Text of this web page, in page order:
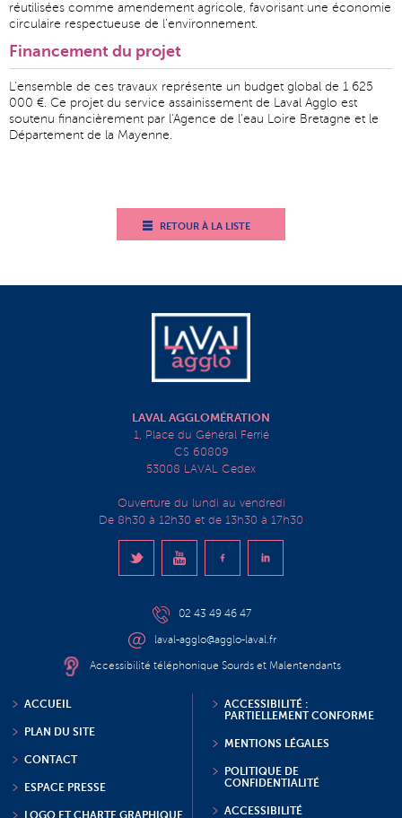
réutilisées comme amendement agricole, favorisant une économie
circulaire respectueuse de l'environnement.
Financement du projet
L'ensemble de ces travaux représente un budget global de 1 625
000 €. Ce projet du service assainissement de Laval Agglo est
soutenu financièrement par l'Agence de l'eau Loire Bretagne et le
Département de la Mayenne.
RETOUR À LA LISTE
LAVAL AGGLOMÉRATION
1, Place du Général Ferrié
CS 60809
53008 LAVAL Cedex
Ouverture du lundi au vendredi
De 8h30 à 12h30 et de 13h30 à 17h30
02 43 49 46 47
laval-agglo@agglo-laval.fr
Accessibilité téléphonique Sourds et Malentendants
ACCUEIL
PLAN DU SITE
CONTACT
ESPACE PRESSE
LOGO ET CHARTE GRAPHIQUE
ACCESSIBILITÉ :
PARTIELLEMENT CONFORME
MENTIONS LÉGALES
POLITIQUE DE
CONFIDENTIALITÉ
ACCESSIBILITÉ